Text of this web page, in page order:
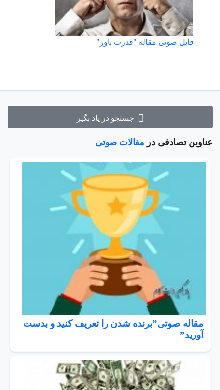
جستجو در یاد بگیر
عناوین تصادفی در مقالات صوتی
مقاله صوتی”برنده شدن را تعريف كنيد و بدست
آوريد”
فایل صوتی مقاله "قدرت باور"